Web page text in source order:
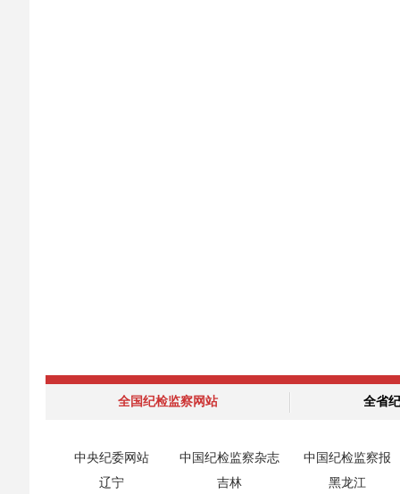
全国纪检监察网站 全省
中央纪委网站 中国纪检监察杂志
中国纪检监察报
辽宁
吉林
黑龙江